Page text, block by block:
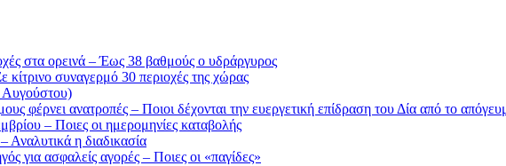
στα ορεινά – Έως 38 βαθμούς ο υδράργυρος
συναγερμό 30 περιοχές της χώρας
Αυγούστου)
φέρνει ανατροπές – Ποιοι δέχονται την ευεργετική επίδραση του Δία από το
– Ποιες οι ημερομηνίες καταβολής
Αναλυτικά η διαδικασία
για ασφαλείς αγορές – Ποιες οι «παγίδες»